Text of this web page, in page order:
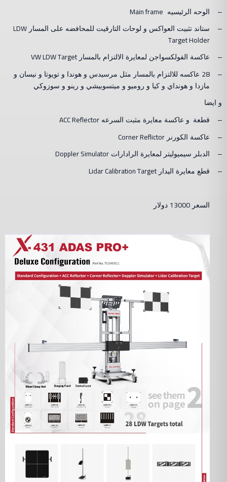
– الوحه الرئيسيه Main frame
– ستاند تثبيت العواكس و لوحات التارقيت للمحافضه على المسار LDW
Target Holder
– عاكسة الفولكسواجن لمعايرة الالتزام بالمسارVW LDW Target
–
28 عاكسه للالتزام بالمسار مثل مرسيدس و هوندا و تويوتا و نيسان و
مازدا و هونداي و كيا و روميو و ميتسوبيشي و رينو و سوزوكي
و ايضا
– قطعة و عاكسة معايرة مثبت السرعه ACC Reflector
– عاكسة الكورنر Corner Reflictor
– الدبلر سيميوليتر لمعايرة الرادارات Doppler Simulator
– قطع معايرة اليدارLidar Calibration Target
السعر 13000 دولار